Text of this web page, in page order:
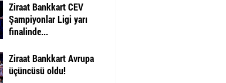
Ziraat Bankkart CEV
Şampiyonlar Ligi yarı
finalinde...
Ziraat Bankkart Avrupa
üçüncüsü oldu!